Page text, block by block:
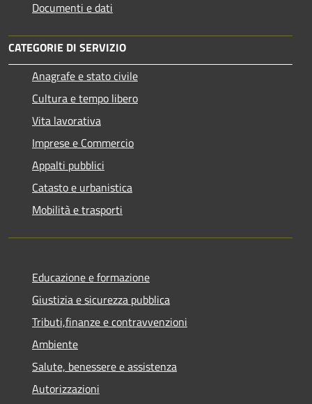
Documenti e dati
CATEGORIE DI SERVIZIO
Anagrafe e stato civile
Cultura e tempo libero
Vita lavorativa
Imprese e Commercio
Appalti pubblici
Catasto e urbanistica
Mobilità e trasporti
Educazione e formazione
Giustizia e sicurezza pubblica
Tributi,finanze e contravvenzioni
Ambiente
Salute, benessere e assistenza
Autorizzazioni